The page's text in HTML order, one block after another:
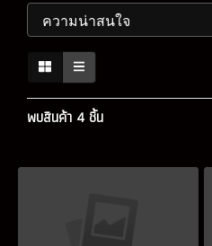
พบสินค้า 4 ชิ้น